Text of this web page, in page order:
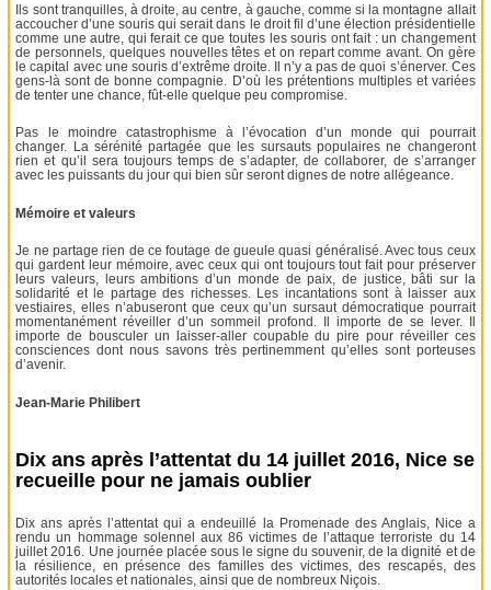
Ils sont tranquilles, à droite, au centre, à gauche, comme si la montagne allait
accoucher d’une souris qui serait dans le droit fil d’une élection présidentielle
comme une autre, qui ferait ce que toutes les souris ont fait : un changement
de personnels, quelques nouvelles têtes et on repart comme avant. On gère
le capital avec une souris d’extrême droite. Il n’y a pas de quoi s’énerver. Ces
gens-là sont de bonne compagnie. D’où les prétentions multiples et variées
de tenter une chance, fût-elle quelque peu compromise.
Pas le moindre catastrophisme à l’évocation d’un monde qui pourrait
changer. La sérénité partagée que les sursauts populaires ne changeront
rien et qu’il sera toujours temps de s’adapter, de collaborer, de s’arranger
avec les puissants du jour qui bien sûr seront dignes de notre allégeance.
Mémoire et valeurs
Je ne partage rien de ce foutage de gueule quasi généralisé. Avec tous ceux
qui gardent leur mémoire, avec ceux qui ont toujours tout fait pour préserver
leurs valeurs, leurs ambitions d’un monde de paix, de justice, bâti sur la
solidarité et le partage des richesses. Les incantations sont à laisser aux
vestiaires, elles n’abuseront que ceux qu’un sursaut démocratique pourrait
momentanément réveiller d’un sommeil profond. Il importe de se lever. Il
importe de bousculer un laisser-aller coupable du pire pour réveiller ces
consciences dont nous savons très pertinemment qu’elles sont porteuses
d’avenir.
Jean-Marie Philibert
Dix ans après l’attentat du 14 juillet 2016, Nice se
recueille pour ne jamais oublier
Dix ans après l’attentat qui a endeuillé la Promenade des Anglais, Nice a
rendu un hommage solennel aux 86 victimes de l’attaque terroriste du 14
juillet 2016. Une journée placée sous le signe du souvenir, de la dignité et de
la résilience, en présence des familles des victimes, des rescapés, des
autorités locales et nationales, ainsi que de nombreux Niçois.